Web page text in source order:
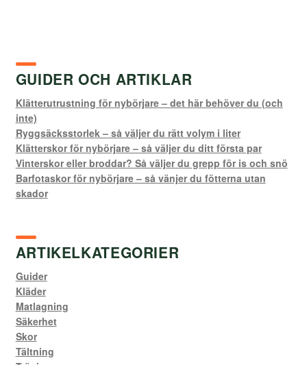
GUIDER OCH ARTIKLAR
Klätterutrustning för nybörjare – det här behöver du (och
inte)
Ryggsäcksstorlek – så väljer du rätt volym i liter
Klätterskor för nybörjare – så väljer du ditt första par
Vinterskor eller broddar? Så väljer du grepp för is och snö
Barfotaskor för nybörjare – så vänjer du fötterna utan
skador
ARTIKELKATEGORIER
Guider
Kläder
Matlagning
Säkerhet
Skor
Tältning